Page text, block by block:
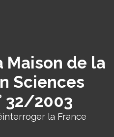
Maison de la
Sciences
32/2003
la France